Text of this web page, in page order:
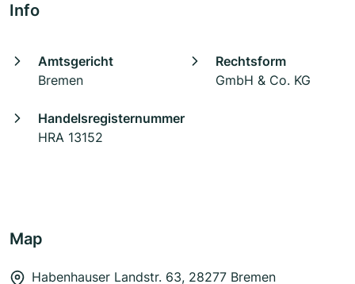
Info
Amtsgericht
Bremen
Rechtsform
GmbH & Co. KG
Handelsregisternummer
HRA 13152
Map
Habenhauser Landstr. 63, 28277 Bremen